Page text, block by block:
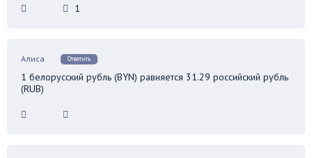
1
Алиса Ответить
1 белорусский рубль (BYN) равняется 31.29 российский рубль
(RUB)